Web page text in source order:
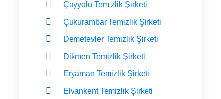
Çayyolu Temizlik Şirketi
Çukurambar Temizlik Şirketi
Demetevler Temizlik Şirketi
Dikmen Temizlik Şirketi
Eryaman Temizlik Şirketi
Elvankent Temizlik Şirketi